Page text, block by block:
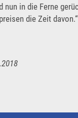
nun in die Ferne
die Zeit davon.“